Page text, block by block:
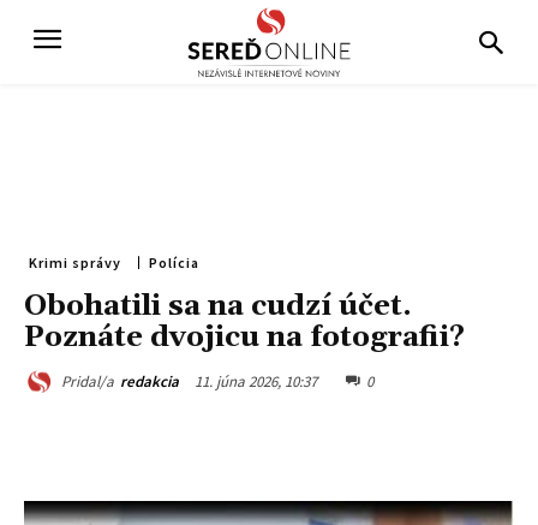
Krimi správy Polícia
Obohatili sa na cudzí účet.
Poznáte dvojicu na fotografii?
Pridal/a redakcia 11. júna 2026, 10:37 0